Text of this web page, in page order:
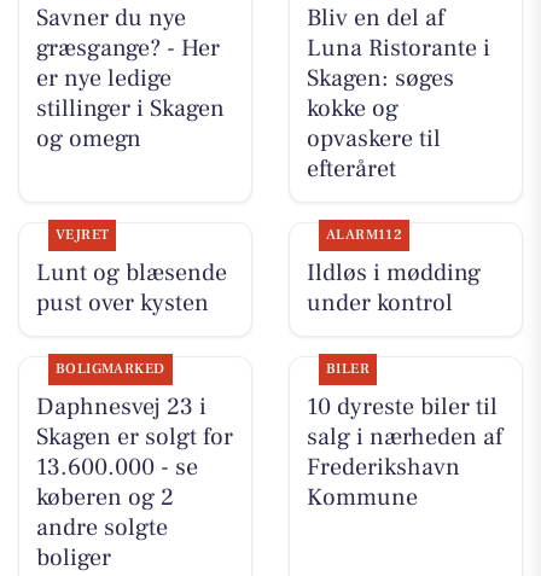
Savner du nye
græsgange? - Her
er nye ledige
stillinger i Skagen
og omegn
Bliv en del af
Luna Ristorante i
Skagen: søges
kokke og
opvaskere til
efteråret
VEJRET
Lunt og blæsende
pust over kysten
ALARM112
Ildløs i mødding
under kontrol
BOLIGMARKED
Daphnesvej 23 i
Skagen er solgt for
13.600.000 - se
køberen og 2
andre solgte
boliger
BILER
10 dyreste biler til
salg i nærheden af
Frederikshavn
Kommune